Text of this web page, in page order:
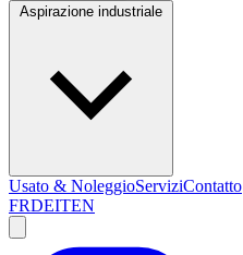
Usato & NoleggioServiziContatto
FRDEITEN